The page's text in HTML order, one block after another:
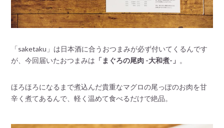
「saketaku」は日本酒に合うおつまみが必ず付いてくるんです
が、今回届いたおつまみは 「まぐろの尾肉 -大和煮-」 。
ほろほろになるまで煮込んだ貴重なマグロの尾っぽのお肉を甘
辛く煮てあるんで、軽く温めて食べるだけで絶品。